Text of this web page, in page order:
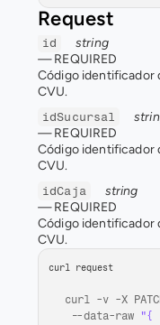
Request
id
string
— REQUIRED
Código identificador
CVU.
idSucursal
— REQUIRED
Código identificador
CVU.
idCaja
string
— REQUIRED
Código identificador
CVU.
curl request
curl -v -X
--data-raw